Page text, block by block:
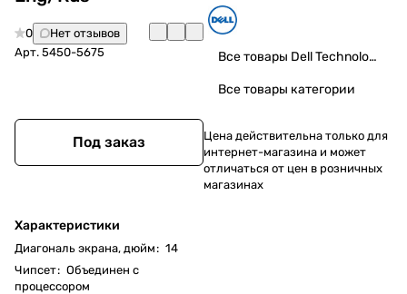
0
Нет отзывов
Арт. 5450-5675
Под заказ
Характеристики
Диагональ экрана, дюйм: 14
Чипсет: Объединен с
процессором
Все товары Dell Technologies
Все товары категории
Цена действительна только для
интернет-магазина и может
отличаться от цен в розничных
магазинах